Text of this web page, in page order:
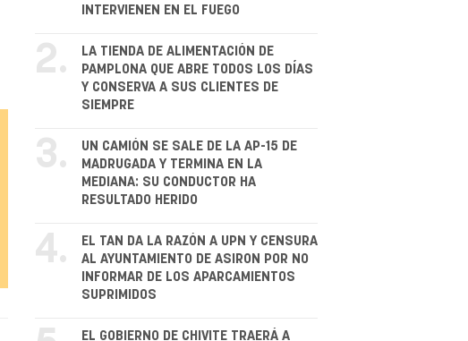
INTERVIENEN EN EL FUEGO
2.
LA TIENDA DE ALIMENTACIÓN DE
PAMPLONA QUE ABRE TODOS LOS DÍAS
Y CONSERVA A SUS CLIENTES DE
SIEMPRE
3.
UN CAMIÓN SE SALE DE LA AP-15 DE
MADRUGADA Y TERMINA EN LA
MEDIANA: SU CONDUCTOR HA
RESULTADO HERIDO
4.
EL TAN DA LA RAZÓN A UPN Y CENSURA
AL AYUNTAMIENTO DE ASIRON POR NO
INFORMAR DE LOS APARCAMIENTOS
SUPRIMIDOS
EL GOBIERNO DE CHIVITE TRAERÁ A